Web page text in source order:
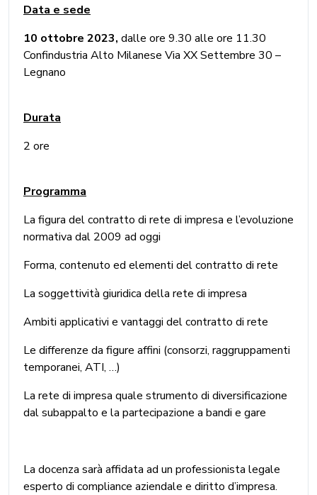
Data e sede
10 ottobre 2023, dalle ore 9.30 alle ore 11.30
Confindustria Alto Milanese Via XX Settembre 30 –
Legnano
Durata
2 ore
Programma
La figura del contratto di rete di impresa e l’evoluzione
normativa dal 2009 ad oggi
Forma, contenuto ed elementi del contratto di rete
La soggettività giuridica della rete di impresa
Ambiti applicativi e vantaggi del contratto di rete
Le differenze da figure affini (consorzi, raggruppamenti
temporanei, ATI, …)
La rete di impresa quale strumento di diversificazione
dal subappalto e la partecipazione a bandi e gare
La docenza sarà affidata ad un professionista legale
esperto di compliance aziendale e diritto d’impresa.